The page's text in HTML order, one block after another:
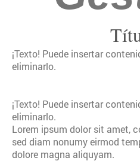
¡Texto! Puede insertar
eliminarlo.
¡Texto! Puede insertar
eliminarlo.
Lorem ipsum dolor sit amet,
sed diam nonumy eirmod
dolore magna aliquyam.